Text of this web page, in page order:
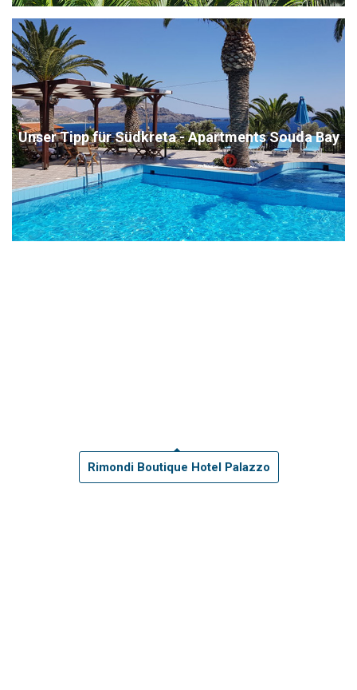
Unser Tipp für Südkreta - Apartments Souda Bay
Rimondi Boutique Hotel Palazzo